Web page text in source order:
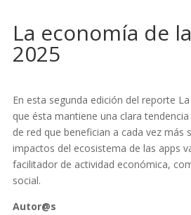
La economía de
2025
En esta segunda edición del reporte
que ésta mantiene una clara
de red que benefician a cada vez más
impactos del ecosistema de las apps
facilitador de actividad económica,
social.
Autor@s